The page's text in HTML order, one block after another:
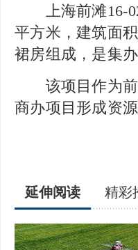
上海前滩16-02
平方米，建筑面
裙房组成，是集
该项目作为前
商办项目形成资
延伸阅读 精彩